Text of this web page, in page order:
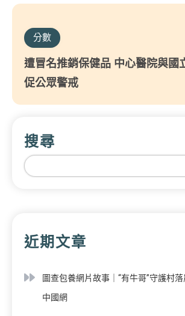
分數
遭冒名推銷保健品 中心醫院與國
促公眾警戒
搜尋
近期文章
圖查包養網片故事｜“有牛哥”守護村落
中國網